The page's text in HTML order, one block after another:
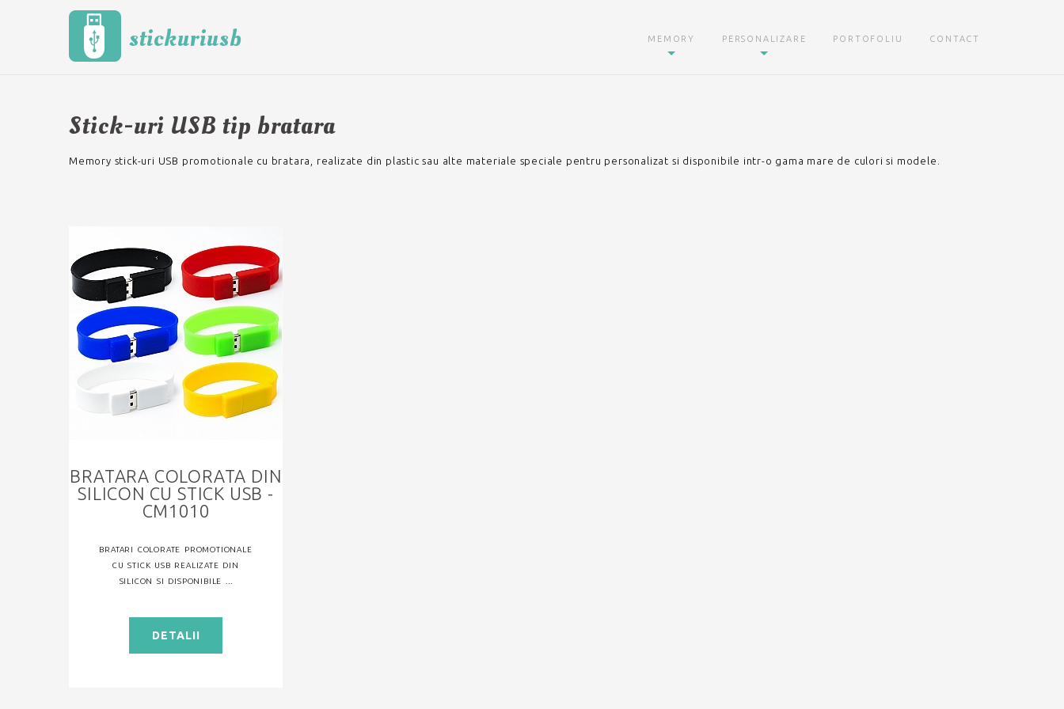
stickuriusb MEMORY PERSONALIZARE PORTOFOLIU CONTACT
Stick-uri USB tip bratara
Memory stick-uri USB promotionale cu bratara, realizate din plastic sau alte materiale speciale pentru personalizat si disponibile intr-o gama mare de culori si modele.
BRATARA COLORATA DIN
SILICON CU STICK USB -
CM1010
BRATARI COLORATE PROMOTIONALE
CU STICK USB REALIZATE DIN
SILICON SI DISPONIBILE ...
DETALII